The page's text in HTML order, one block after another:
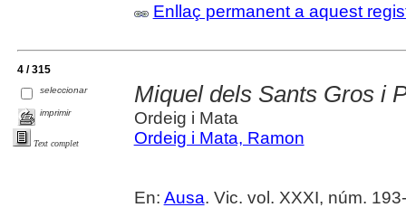
Enllaç permanent a aquest
4 / 315
seleccionar
imprimir
Text complet
Miquel dels Sants Gros i
Ordeig i Mata
Ordeig i Mata, Ramon
En: Ausa. Vic. vol. XXXI, núm.